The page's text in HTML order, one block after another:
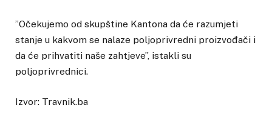
”Očekujemo od skupštine Kantona da će razumjeti
stanje u kakvom se nalaze poljoprivredni proizvođači i
da će prihvatiti naše zahtjeve”, istakli su
poljoprivrednici.
Izvor: Travnik.ba